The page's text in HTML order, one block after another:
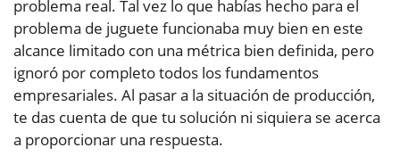
problema real. Tal vez lo que habías hecho para el
problema de juguete funcionaba muy bien en este
alcance limitado con una métrica bien definida, pero
ignoró por completo todos los fundamentos
empresariales. Al pasar a la situación de producción,
te das cuenta de que tu solución ni siquiera se acerca
a proporcionar una respuesta.